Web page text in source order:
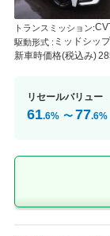
トランスミッション:
駆動形式 : ミッドシップ
新車時価格(税込み)
リセールバリュー
61.6% 〜 77.6%